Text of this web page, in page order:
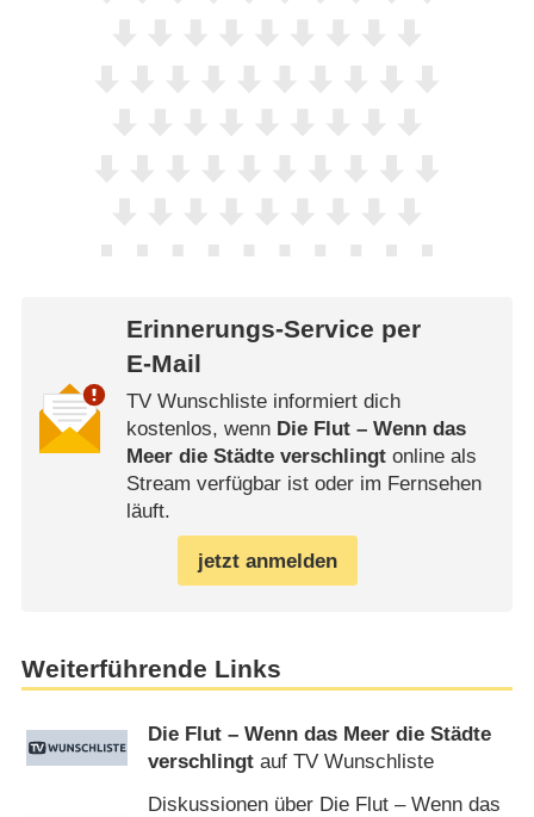
Erinnerungs-Service per
E-Mail
TV Wunschliste informiert dich
kostenlos, wenn Die Flut – Wenn das
Meer die Städte verschlingtonline als
Stream verfügbar ist oder im Fernsehen
läuft.
jetzt anmelden
Weiterführende Links
Die Flut – Wenn das Meer die Städte
verschlingt auf TV Wunschliste
Diskussionen über Die Flut – Wenn das